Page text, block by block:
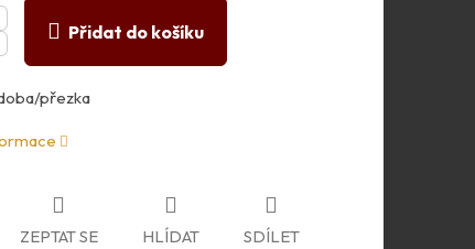
Přidat do košíku
přezka
ZEPTAT SE HLÍDAT SDÍLET